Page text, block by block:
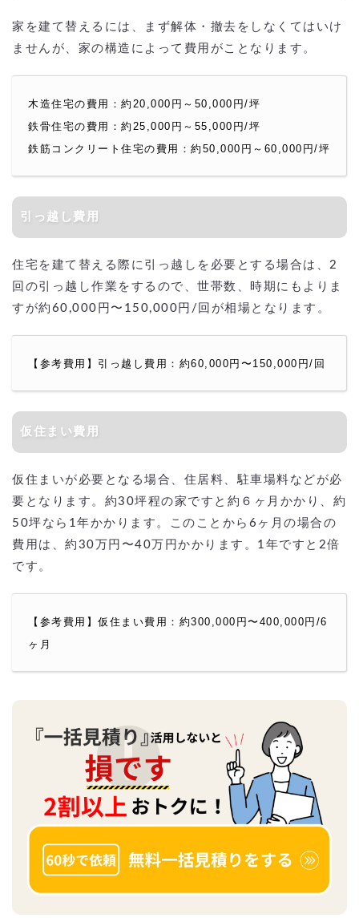
家を建て替えるには、まず解体・撤去をしなくてはいけ
ませんが、家の構造によって費用がことなります。
木造住宅の費用：約20,000円～50,000円/坪
鉄骨住宅の費用：約25,000円～55,000円/坪
鉄筋コンクリート住宅の費用：約50,000円～60,000円/坪
引っ越し費用
住宅を建て替える際に引っ越しを必要とする場合は、2
回の引っ越し作業をするので、世帯数、時期にもよりま
すが約60,000円〜150,000円/回が相場となります。
【参考費用】引っ越し費用：約60,000円〜150,000円/回
仮住まい費用
仮住まいが必要となる場合、住居料、駐車場料などが必
要となります。約30坪程の家ですと約６ヶ月かかり、約
50坪なら1年かかります。このことから6ヶ月の場合の
費用は、約30万円〜40万円かかります。1年ですと2倍
です。
【参考費用】仮住まい費用：約300,000円〜400,000円/6
ヶ月